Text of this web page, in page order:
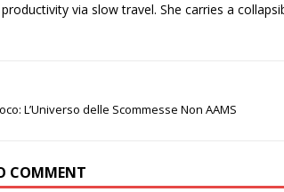
productivity via slow travel. She carries a
L’Universo delle Scommesse Non AAMS
COMMENT